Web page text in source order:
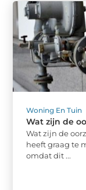
Woning En Tuin
Wat zijn de
Wat zijn de
heeft graag te
omdat dit ...